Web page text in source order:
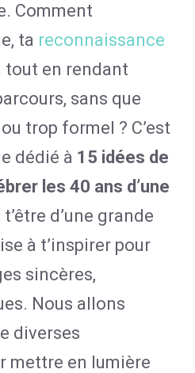
Comment
ta reconnaissance
en rendant
sans que
trop formel ? C’est
dédié à 15 idées de
les 40 ans d’une
d’une grande
à t’inspirer pour
sincères,
Nous allons
diverses
mettre en lumière